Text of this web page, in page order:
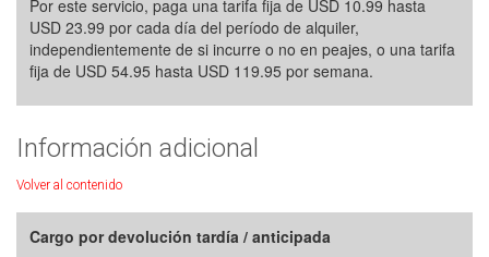
Por este servicio, paga una tarifa fija de USD 10.99 hasta
USD 23.99 por cada día del período de alquiler,
independientemente de si incurre o no en peajes, o una tarifa
fija de USD 54.95 hasta USD 119.95 por semana.
Información adicional
Volver al contenido
Cargo por devolución tardía / anticipada